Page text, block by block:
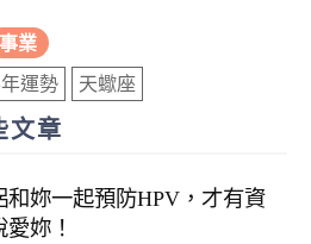
事業
運勢 天蠍座
文章
和妳一起預防HPV，才有資
愛妳！